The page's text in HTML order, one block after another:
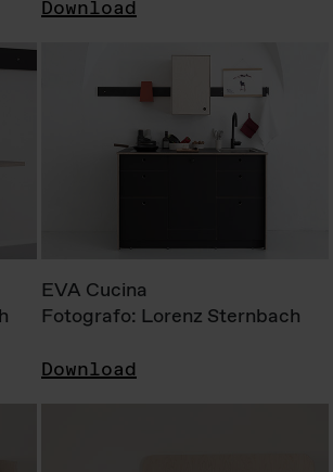
Download
EVA Cucina
Fotografo: Lorenz Sternbach
Download